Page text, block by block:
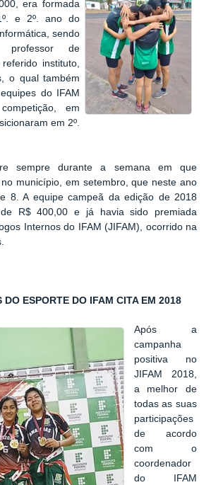
era formada
e 2º. ano do
sendo
professor de
instituto,
o qual também
do IFAM
em
em 2º.
sempre durante a semana em que
município, em setembro, que neste ano
8. A equipe campeã da edição de 2018
R$ 400,00 e já havia sido premiada
Internos do IFAM (JIFAM), ocorrido na
DO ESPORTE DO IFAM CITA EM 2018
Após a
campanha
positiva no
JIFAM 2018,
a melhor de
todas as suas
participações
de acordo
com o
coordenador
do IFAM